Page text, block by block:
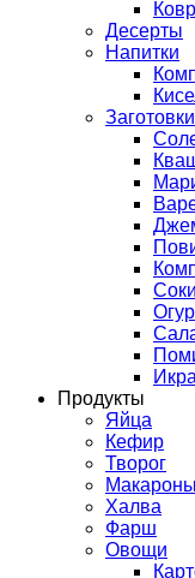
Десерты
Напитки
Соки
Икра
Продукты
Яйца
Кефир
Творог
Макароны
Халва
Фарш
Овощи